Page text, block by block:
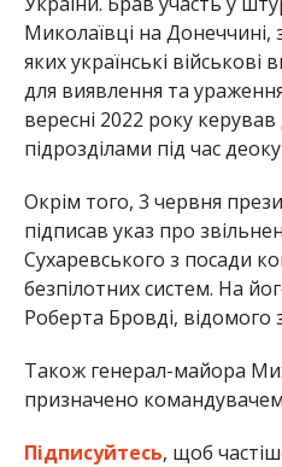
Миколаївці на Донеччині,
яких українські
для виявлення та
вересні 2022 року
підрозділами під час
Окрім того, 3 червня
підписав указ про
Сухаревського з посади
безпілотних систем. На
Роберта Бровді,
Також генерал-майора
призначено
Підписуйтесь, щоб